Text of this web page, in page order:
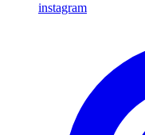
instagram